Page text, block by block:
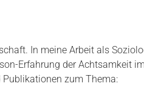
In meine Arbeit als
Erfahrung der Achtsamkeit
zum Thema: